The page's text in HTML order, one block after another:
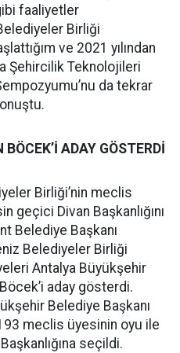
faaliyetler
Birliği
ve 2021 yılından
Şehircilik Teknolojileri
da tekrar
ADAY GÖSTERDİ
Birliği’nin meclis
geçici Divan Başkanlığını
Belediye Başkanı
Belediyeler Birliği
Antalya Büyükşehir
aday gösterdi.
Belediye Başkanı
meclis üyesinin oyu ile
seçildi.